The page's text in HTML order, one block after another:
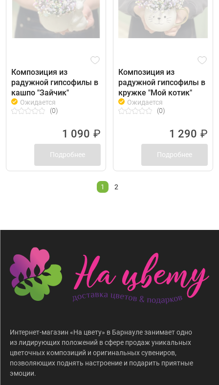
Композиция из
радужной гипсофилы в
кашпо "Зайчик"
Ожидается
(0)
1 090 ₽
Подробнее
Композиция из
радужной гипсофилы в
кружке "Мой котик"
Ожидается
(0)
1 290 ₽
Подробнее
1 2
Интернет-магазин «На цвету» в Барнауле занимает одно
из лидирующих положений в сфере продаж уникальных
цветочных композиций и оригинальных сувениров,
позволяющих поднять настроение и подарить приятные
эмоции.